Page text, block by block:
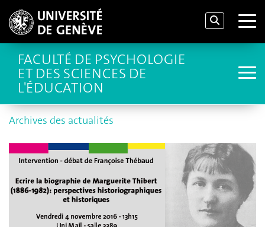
FACULTÉ DE PSYCHOLOGIE
ET DES SCIENCES DE
L'ÉDUCATION
Archives des actualités